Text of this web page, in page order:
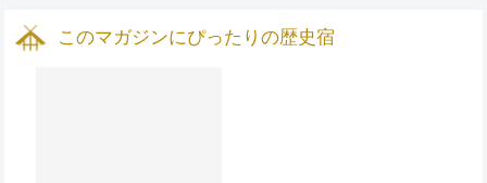
このマガジンにぴったりの歴史宿